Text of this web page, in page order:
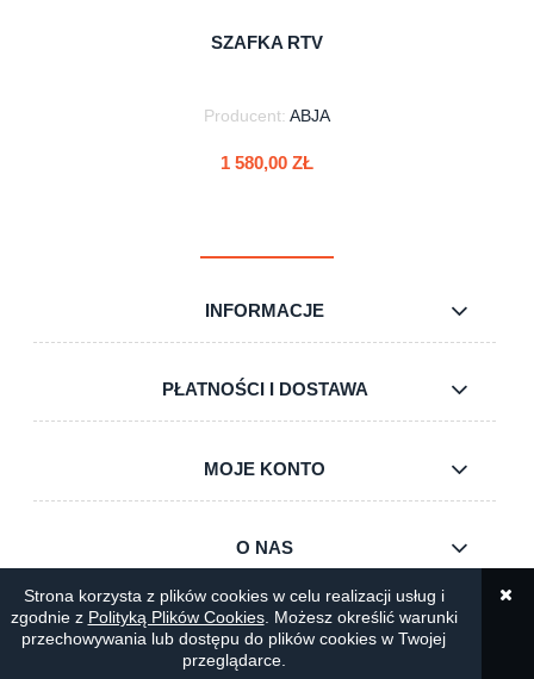
Strona korzysta z plików cookies w celu realizacji usług i
zgodnie z Polityką Plików Cookies. Możesz określić warunki
przechowywania lub dostępu do plików cookies w Twojej
przeglądarce.
SZAFKA RTV
Producent: ABJA
1 580,00 ZŁ
do koszyka
INFORMACJE
PŁATNOŚCI I DOSTAWA
MOJE KONTO
O NAS
pokaż pełną wersję strony
Sklep internetowy Shoper.pl